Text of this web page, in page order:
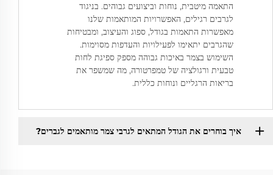
התאמה מיטבית, נוחות וביצועים גבוהים. בניגוד
לגרבים רגילים, האפשרויות המותאמות שלנו
מאפשרות התאמות בגודל, ספוג והעיצוב, ומבטיחות
שהגרבים יתאימו לפעילויות והעדפות מסוימות.
השימוש בצמר באיכות גבוהה מספק ספיגת לחות
טבעית ורגולציה של טמפרטורה, מה שמשפר את
בריאות הרגליים ונוחות כללית.
איך בוחרים את הגודל המתאים לגרבי צמר מותאמים לגברים?